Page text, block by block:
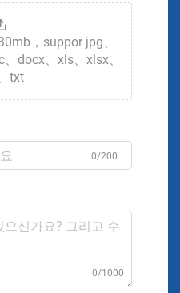
，suppor jpg、
docx、xls、xlsx、
txt
0/200
0/1000